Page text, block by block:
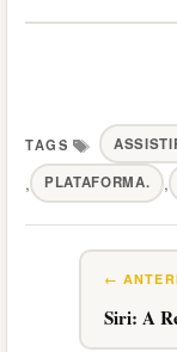
Tags
, PLATAFORMA. ,
Siri: A